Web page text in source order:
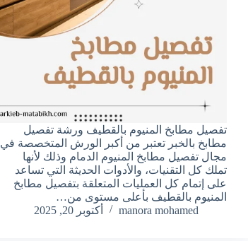
تفصیل مطابخ المنیوم بالقطیف ورشة تفصیل
مطابخ بالخبر تعتبر من أكبر الورش المتخصصة في
مجال تفصیل مطابخ المنیوم الدمام وذلك لأنها
تملك كل التقنيات، والأدوات الحديثة التي تساعد
على إتمام كل العمليات المتعلقة بتفصیل مطابخ
المنیوم بالقطیف بأعلى مستوى من…
manora mohamed
أكتوبر 20, 2025